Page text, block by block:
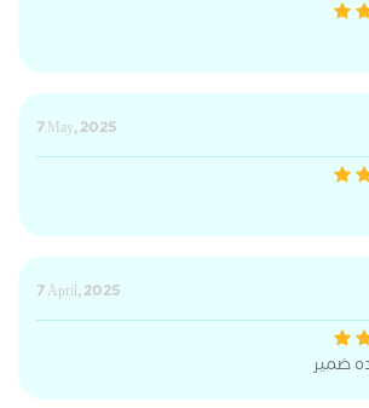
7 May, 2025
7 April, 2025
ضمير